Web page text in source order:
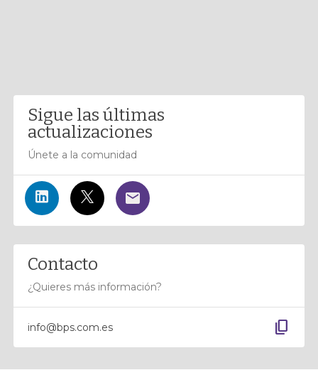
Sigue las últimas
actualizaciones
Únete a la comunidad
Contacto
¿Quieres más información?
info@bps.com.es content_copy